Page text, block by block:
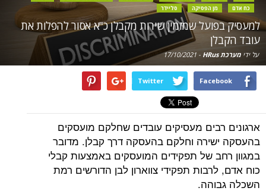
כח אדם
מן הפסיקה סליידר
למעסיק בפועל שמזמין שירות מקבלן כ"א אסור להפלות את
עובד הקבלן
על ידי מערכת HRus -
17/10/2021
Facebook
Twitter
ארגונים רבים מעסיקים עובדים שחלקם מועסקים
בהעסקה ישירה וחלקם בהעסקה דרך קבלן. מדובר
במגוון רחב של תפקידים המועסקים באמצעות קבלי
כוח אדם, לרבות תפקידי צווארון לבן הדורשים רמת
השכלה גבוהה.